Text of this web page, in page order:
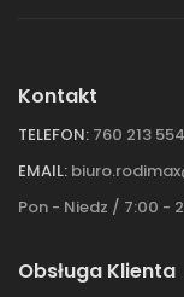
Kontakt
TELEFON: 760 213 554
EMAIL:
Pon - Niedz / 7:00 -
Obsługa Klienta